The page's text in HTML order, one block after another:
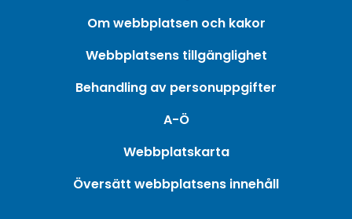
Om webbplatsen och kakor
Webbplatsens tillgänglighet
Behandling av personuppgifter
A-Ö
Webbplatskarta
Översätt webbplatsens innehåll